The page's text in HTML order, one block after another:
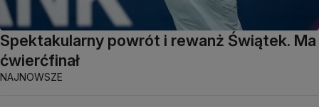
Spektakularny powrót i rewanż Świątek. Ma
ćwierćfinał
NAJNOWSZE